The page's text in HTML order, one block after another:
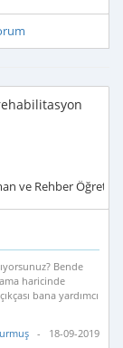
ve Rehber
Bende
haricinde
bana yardımcı
- 18-09-2019